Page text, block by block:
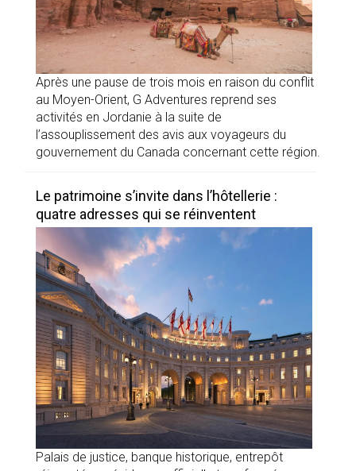
Après une pause de trois mois en raison du conflit
au Moyen-Orient, G Adventures reprend ses
activités en Jordanie à la suite de
l’assouplissement des avis aux voyageurs du
gouvernement du Canada concernant cette région.
Le patrimoine s’invite dans l’hôtellerie :
quatre adresses qui se réinventent
Palais de justice, banque historique, entrepôt